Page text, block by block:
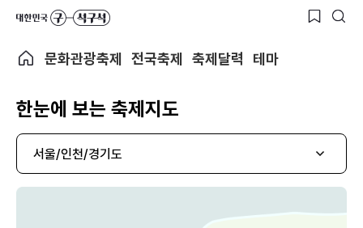
문화관광축제 전국축제 축제달력 테마
한눈에 보는 축제지도
서울/인천/경기도